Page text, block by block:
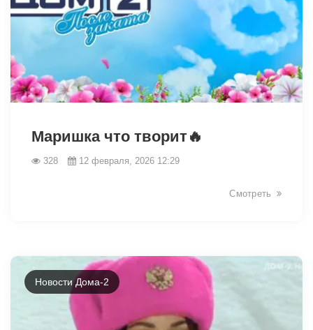
Маришка что творит🔥
328 12 февраля, 2026 12:29
Смотреть
Новости Дома-2